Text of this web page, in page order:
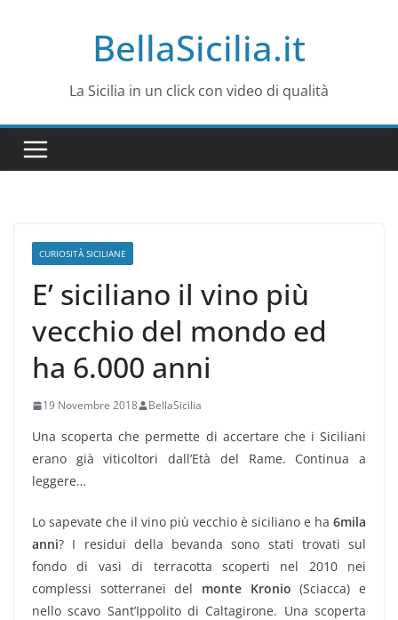
BellaSicilia.it
La Sicilia in un click con video di qualità
CURIOSITÀ SICILIANE
E’ siciliano il vino più
vecchio del mondo ed
ha 6.000 anni
19 Novembre 2018 BellaSicilia
Una scoperta che permette di accertare che i Siciliani
erano già viticoltori dall’Età del Rame. Continua a
leggere…
Lo sapevate che il vino più vecchio è siciliano e ha 6mila
anni? I residui della bevanda sono stati trovati sul
fondo di vasi di terracotta scoperti nel 2010 nei
complessi sotterranei del monte Kronio (Sciacca) e
nello scavo Sant’Ippolito di Caltagirone. Una scoperta